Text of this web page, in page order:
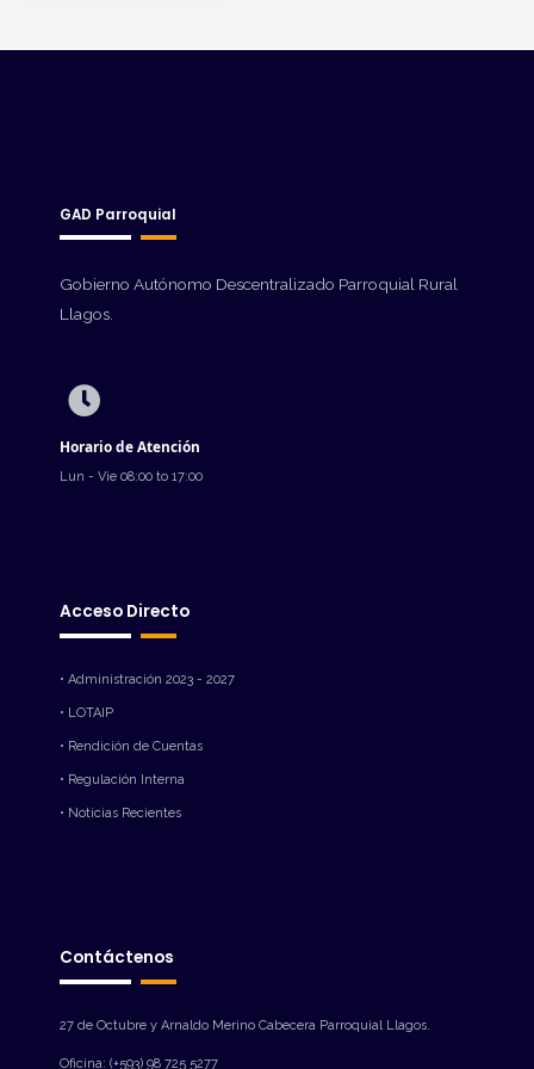
GAD Parroquial
Gobierno Autónomo Descentralizado Parroquial Rural
Llagos.
Horario de Atención
Lun - Vie 08:00 to 17:00
Acceso Directo
• Administración 2023 - 2027
• LOTAIP
• Rendición de Cuentas
• Regulación Interna
• Noticias Recientes
Contáctenos
27 de Octubre y Arnaldo Merino Cabecera Parroquial Llagos.
Oficina: (+593) 98 725 5277